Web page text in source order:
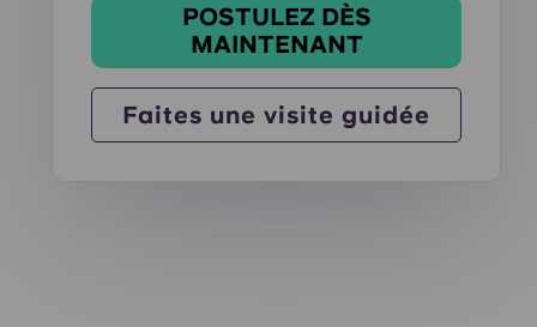
POSTULEZ DÈS
MAINTENANT
Faites une visite guidée